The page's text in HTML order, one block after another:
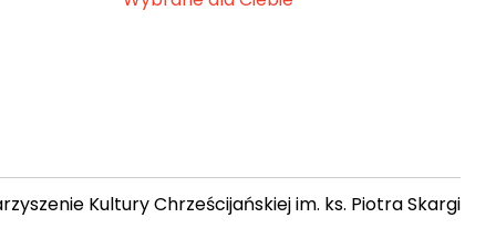
Kultury Chrześcijańskiej im. ks. Piotra Skargi